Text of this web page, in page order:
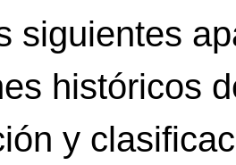
siguientes
históricos
y